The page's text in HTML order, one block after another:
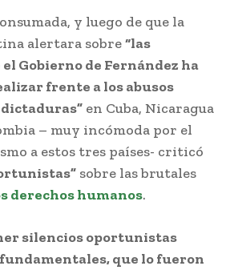
y luego de que la
alertara sobre“las
Gobierno de Fernández ha
frente a los abusos
en Cuba, Nicaragua
– muy incómoda por el
a estos tres países- criticó
sobre las brutales
derechos humanos.
silencios oportunistas
que lo fueron